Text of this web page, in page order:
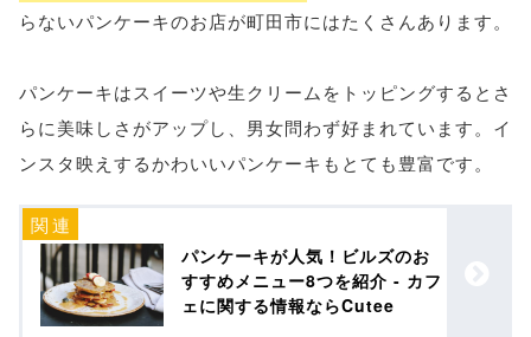
らないパンケーキのお店が町田市にはたくさんあります。
パンケーキはスイーツや生クリームをトッピングするとさ
らに美味しさがアップし、男女問わず好まれています。イ
ンスタ映えするかわいいパンケーキもとても豊富です。
パンケーキが人気！ビルズのお
すすめメニュー8つを紹介 - カフ
ェに関する情報ならCutee